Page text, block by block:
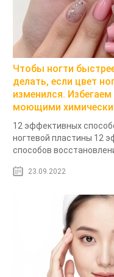
Чтобы ногти
делать, если цвет
изменился.
моющими
12 эффективных
ногтевой пластины 12
способов
23.09.2022